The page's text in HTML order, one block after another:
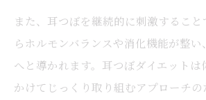
また、耳つぼを継続的に刺激するこ
らホルモンバランスや消化機能が整
へと導かれます。耳つぼダイエットは
かけてじっくり取り組むアプローチの